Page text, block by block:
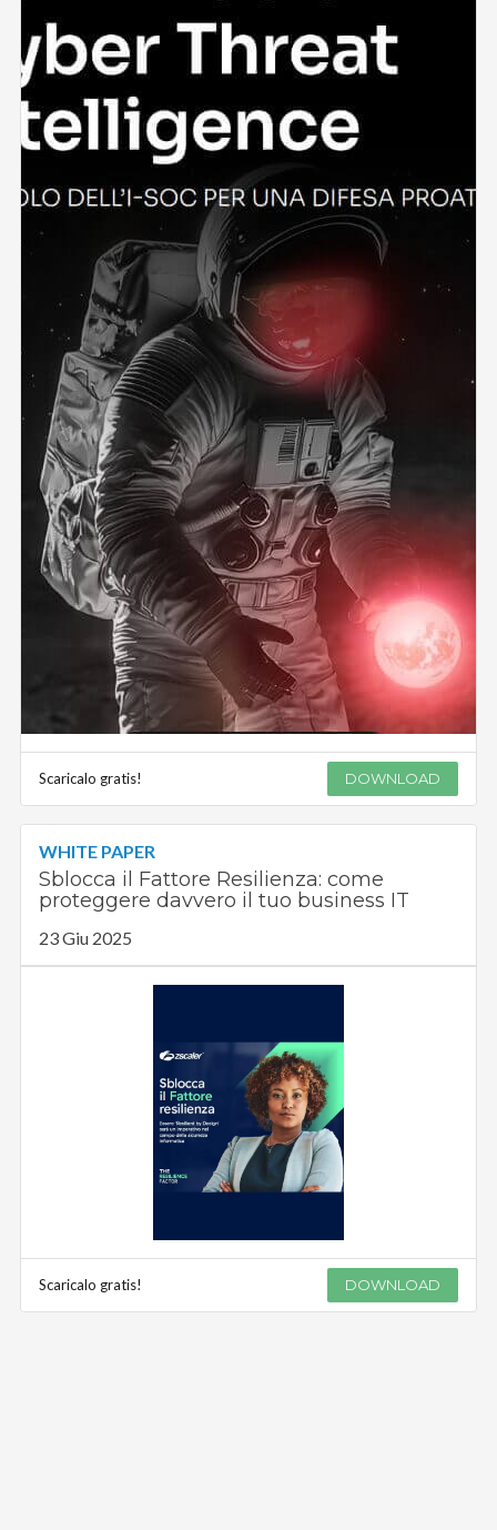
Scaricalo gratis! DOWNLOAD
WHITE PAPER
Sblocca il Fattore Resilienza: come
proteggere davvero il tuo business IT
23 Giu 2025
Scaricalo gratis! DOWNLOAD